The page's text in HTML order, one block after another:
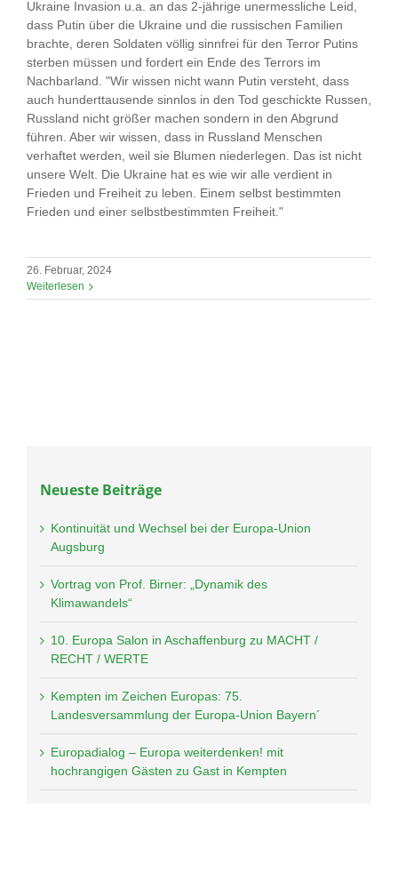
Ukraine Invasion u.a. an das 2-jährige unermessliche Leid,
dass Putin über die Ukraine und die russischen Familien
brachte, deren Soldaten völlig sinnfrei für den Terror Putins
sterben müssen und fordert ein Ende des Terrors im
Nachbarland. "Wir wissen nicht wann Putin versteht, dass
auch hunderttausende sinnlos in den Tod geschickte Russen,
Russland nicht größer machen sondern in den Abgrund
führen. Aber wir wissen, dass in Russland Menschen
verhaftet werden, weil sie Blumen niederlegen. Das ist nicht
unsere Welt. Die Ukraine hat es wie wir alle verdient in
Frieden und Freiheit zu leben. Einem selbst bestimmten
Frieden und einer selbstbestimmten Freiheit."
26. Februar, 2024
Weiterlesen
Neueste Beiträge
Kontinuität und Wechsel bei der Europa-Union
Augsburg
Vortrag von Prof. Birner: „Dynamik des
Klimawandels“
10. Europa Salon in Aschaffenburg zu MACHT /
RECHT / WERTE
Kempten im Zeichen Europas: 75.
Landesversammlung der Europa-Union Bayern´
Europadialog – Europa weiterdenken! mit
hochrangigen Gästen zu Gast in Kempten